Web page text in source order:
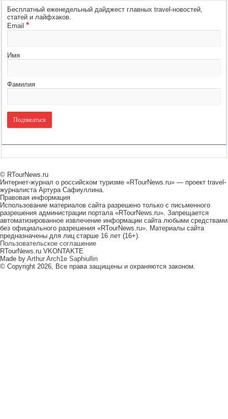
Бесплатный еженедельный дайджест главных travel-новостей,
статей и лайфхаков.
Email*
Имя
Фамилия
© RTourNews.ru
Интернет-журнал о российском туризме «RTourNews.ru» — проект travel-
журналиста Артура Сафиуллина.
Правовая информация
Использование материалов сайта разрешено только с письменного
разрешения администрации портала «RTourNews.ru». Запрещается
автоматизированное извлечение информации сайта любыми средствами
без официального разрешения «RTourNews.ru». Материалы сайта
предназначены для лиц старше 16 лет (16+).
Пользовательское соглашение
RTourNews.ru VKONTAKTE
Made by Arthur Arch1e Saphiullin
© Copyright 2026, Все права защищены и охраняются законом.